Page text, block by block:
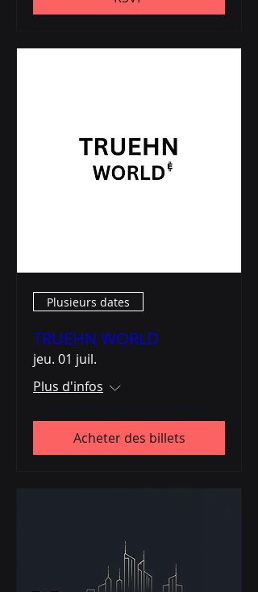
Plusieurs dates
TRUEHN WORLD
jeu. 01 juil.
Plus d'infos
Acheter des billets